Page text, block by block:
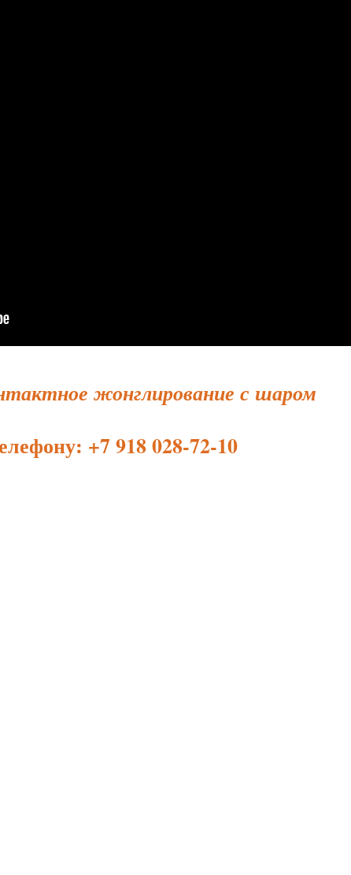
жонглирование с шаром
+7 918 028-72-10